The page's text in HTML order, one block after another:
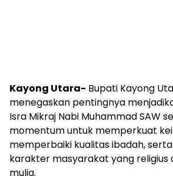
Kayong Utara- Bupati Kayong
menegaskan pentingnya
Isra Mikraj Nabi Muhammad SAW
momentum untuk memperkuat
memperbaiki kualitas ibadah,
karakter masyarakat yang religius
mulia.